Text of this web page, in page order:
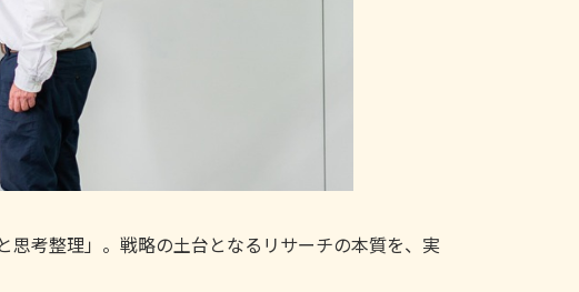
思考整理」。戦略の土台となるリサーチの本質を、実